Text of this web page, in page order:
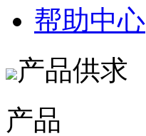
帮助中心
产品供求
产品